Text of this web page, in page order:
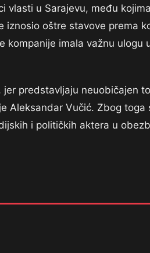
vlasti u Sarajevu, među
iznosio oštre stavove prema
kompanije imala važnu ulogu
predstavljaju neuobičajen
Aleksandar Vučić. Zbog toga
i političkih aktera u